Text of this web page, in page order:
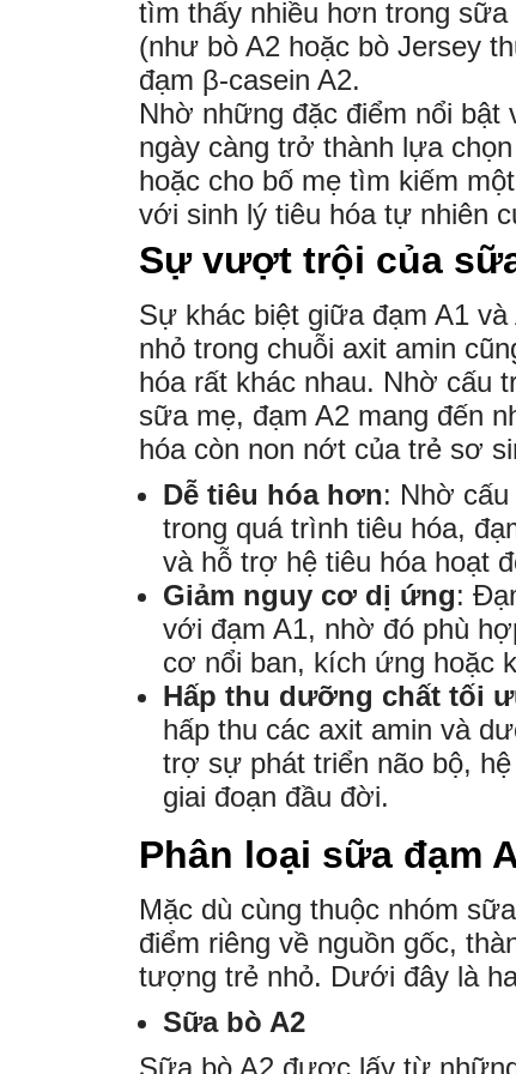
tìm thấy nhiều hơn trong
(như bò A2 hoặc bò Jersey
đạm β-casein A2.
Nhờ những đặc điểm nổi
ngày càng trở thành lựa
hoặc cho bố mẹ tìm kiếm
với sinh lý tiêu hóa tự nhiên
Sự vượt trội của
Sự khác biệt giữa đạm A1
nhỏ trong chuỗi axit amin
hóa rất khác nhau. Nhờ cấu
sữa mẹ, đạm A2 mang đến
hóa còn non nớt của trẻ sơ
Dễ tiêu hóa hơn: Nhờ
trong quá trình tiêu hóa,
và hỗ trợ hệ tiêu hóa hoạt
Giảm nguy cơ dị ứng:
với đạm A1, nhờ đó phù
cơ nổi ban, kích ứng hoặc
Hấp thu dưỡng chất tối
hấp thu các axit amin và
trợ sự phát triển não bộ,
giai đoạn đầu đời.
Phân loại sữa đạm
Mặc dù cùng thuộc nhóm
điểm riêng về nguồn gốc,
tượng trẻ nhỏ. Dưới đây là
Sữa bò A2
Sữa bò A2 được lấy từ